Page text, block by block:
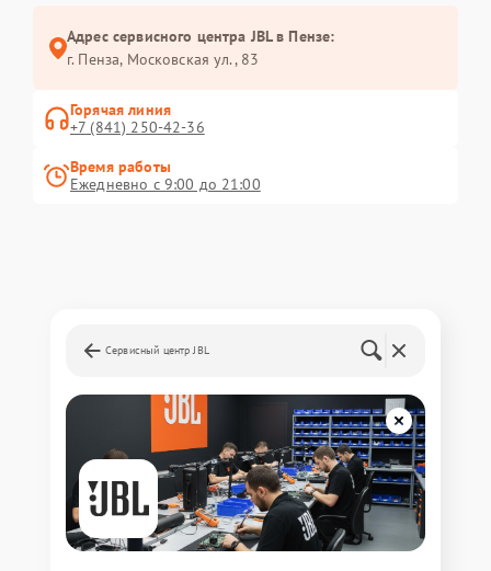
Адрес сервисного центра JBL в Пензе:
г. Пенза, Московская ул., 83
Горячая линия
+7 (841) 250-42-36
Время работы
Ежедневно с 9:00 до 21:00
Сервисный центр JBL